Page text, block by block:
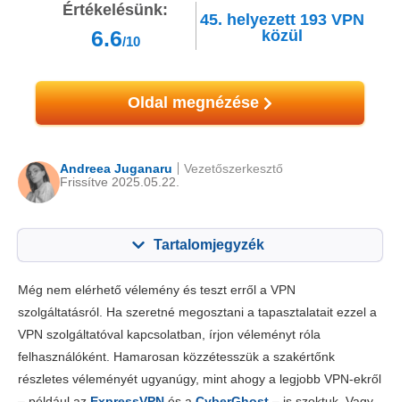
Értékelésünk:
6.6/10
45. helyezett 193VPN
közül
Oldal megnézése
Andreea Juganaru
Frissítve 2025.05.22.
Vezetőszerkesztő
Tartalomjegyzék
Főbb jellemzők 8.0
Telepítés & appok 8.0
Még nem elérhető vélemény és teszt erről a VPN
szolgáltatásról. Ha szeretné megosztani a tapasztalatait ezzel a
VPN szolgáltatóval kapcsolatban, írjon véleményt róla
felhasználóként. Hamarosan közzétesszük a szakértőnk
részletes véleményét ugyanúgy, mint ahogy a legjobb VPN-ekről